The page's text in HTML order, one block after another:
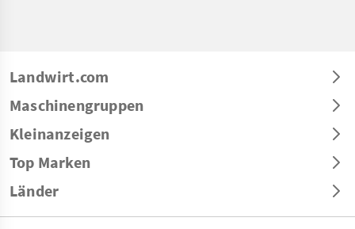
Landwirt.com
Maschinengruppen
Kleinanzeigen
Top Marken
Länder